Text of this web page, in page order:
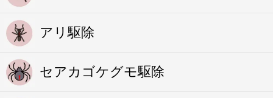
アリ駆除
セアカゴケグモ駆除